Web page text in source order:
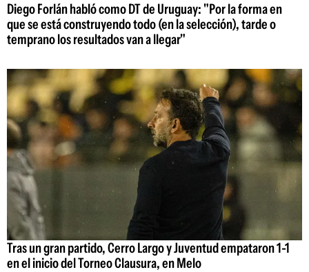
Diego Forlán habló como DT de Uruguay: "Por la forma en
que se está construyendo todo (en la selección), tarde o
temprano los resultados van a llegar"
Tras un gran partido, Cerro Largo y Juventud empataron 1-1
en el inicio del Torneo Clausura, en Melo